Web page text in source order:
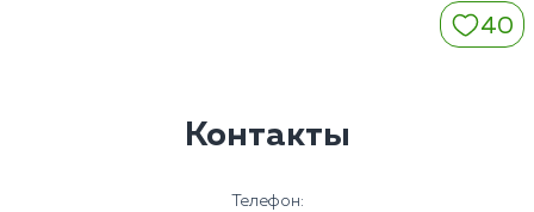
40
Контакты
Телефон: